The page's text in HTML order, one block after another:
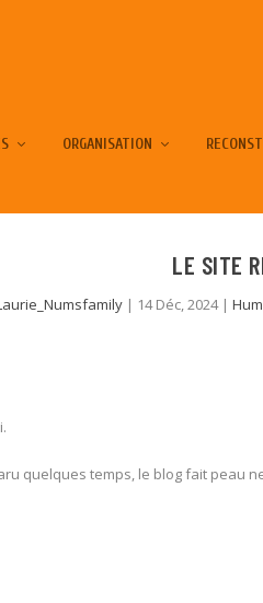
ORGANISATION
LE SITE
| 14 Déc, 2024|
quelques temps, le blog fait peau